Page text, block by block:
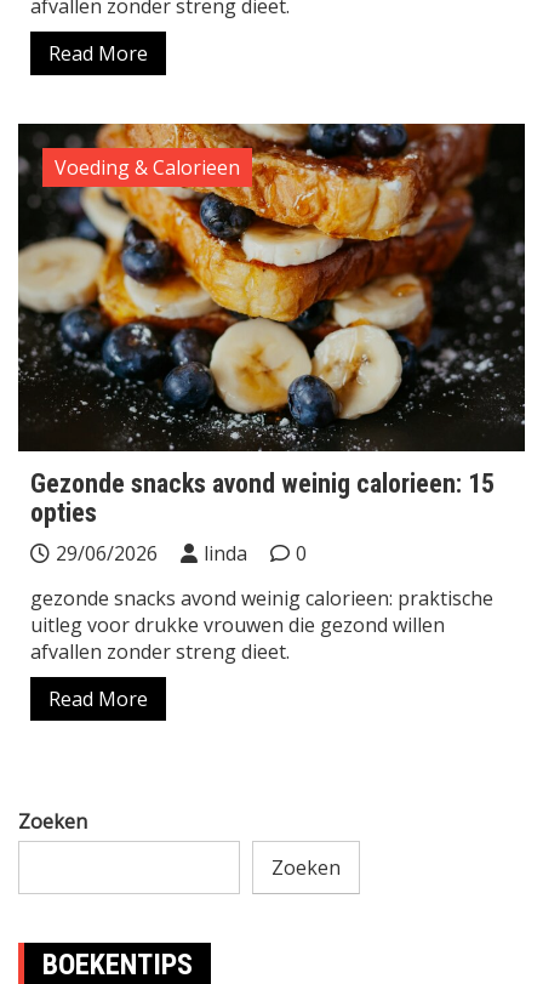
afvallen zonder streng dieet.
Read More
Voeding & Calorieen
Gezonde snacks avond weinig calorieen: 15
opties
29/06/2026 linda
0
gezonde snacks avond weinig calorieen: praktische
uitleg voor drukke vrouwen die gezond willen
afvallen zonder streng dieet.
Read More
Zoeken
Zoeken
BOEKENTIPS